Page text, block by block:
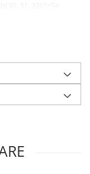
de dragoste,
tot ce
se casatoresc.
33);">Cine?
span></p>
pofta buna!
33);"> </span></p>
p>